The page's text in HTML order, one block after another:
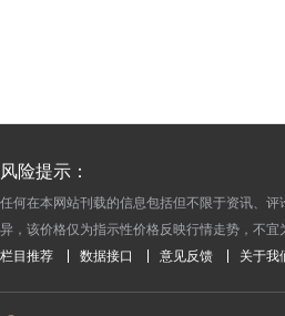
风险提示：
任何在本网站刊载的信息包括但不限于资讯、
异，该价格仅为指示性价格反映行情走势，不
栏目推荐 数据接口 意见反馈 关于我